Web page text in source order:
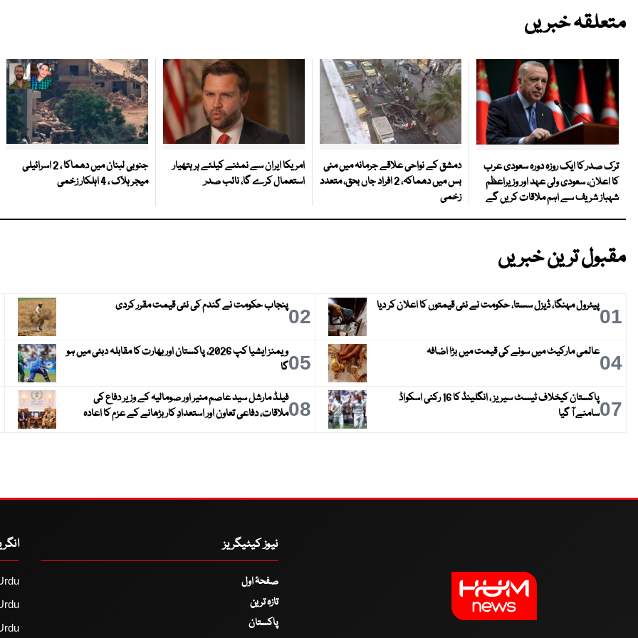
متعلقہ خبریں
ترک صدر کا ایک روزہ دورہ سعودی عرب
کا اعلان، سعودی ولی عہد اور وزیراعظم
شہباز شریف سے اہم ملاقات کریں گے
دمشق کے نواحی علاقے جرمانہ میں منی
بس میں دھماکہ، 2 افراد جاں بحق، متعدد
زخمی
امریکا ایران سے نمٹنے کیلئے ہر ہتھیار
استعمال کرے گا، نائب صدر
جنوبی لبنان میں دھماکا ، 2 اسرائیلی
میجر ہلاک ، 4 اہلکار زخمی
مقبول ترین خبریں
01پیٹرول مہنگا، ڈیزل سستا، حکومت نے نئی قیمتوں کا اعلان کر دیا 02پنجاب حکومت نے گندم کی نئی قیمت مقرر کردی
04عالمی مارکیٹ میں سونے کی قیمت میں بڑا اضافہ 05
ویمنز ایشیا کپ 2026، پاکستان اور بھارت کا مقابلہ دبئی میں ہو
گا
07
پاکستان کیخلاف ٹیسٹ سیریز ، انگلینڈ کا 16 رکنی اسکواڈ
سامنے آ گیا
08فیلڈ مارشل سید عاصم منیر اور صومالیہ کے وزیر دفاع کی
ملاقات، دفاعی تعاون اور استعدادِ کار بڑھانے کے عزم کا اعادہ
نیوز کیٹیگریز
صفحۂ اول
تازہ ترین
پاکستان